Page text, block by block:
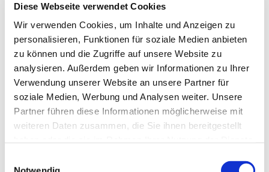
Diese Webseite verwendet Cookies
Wir verwenden Cookies, um Inhalte und Anzeigen zu
personalisieren, Funktionen für soziale Medien anbieten
zu können und die Zugriffe auf unsere Website zu
analysieren. Außerdem geben wir Informationen zu Ihrer
Verwendung unserer Website an unsere Partner für
soziale Medien, Werbung und Analysen weiter. Unsere
Partner führen diese Informationen möglicherweise mit
weiteren Daten zusammen, die Sie ihnen bereitgestellt
Zeitdruck.
Gerne können Sie Diakonin Annegret Steinmeyer
auf christliche Rituale, wie ein Gebet, eine
Salbung, das Abendmahl oder einen Segen
ansprechen.
Das Angebot der Klinikseelsorge richtet sich an
alle Menschen, unabhängig von ihrer Religion,
Konfession oder Weltanschauung.
Gern stellt Diakonin Annegret Steinmeyer auch
einen Kontakt zu Ihrem Gemeindepastor / Ihrer